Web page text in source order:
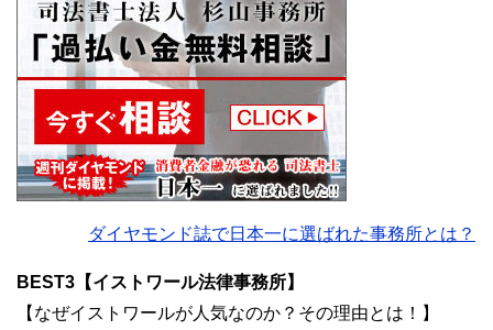
ダイヤモンド誌で日本一に選ばれた事務所とは？
BEST3【イストワール法律事務所】
【なぜイストワールが人気なのか？その理由とは！】